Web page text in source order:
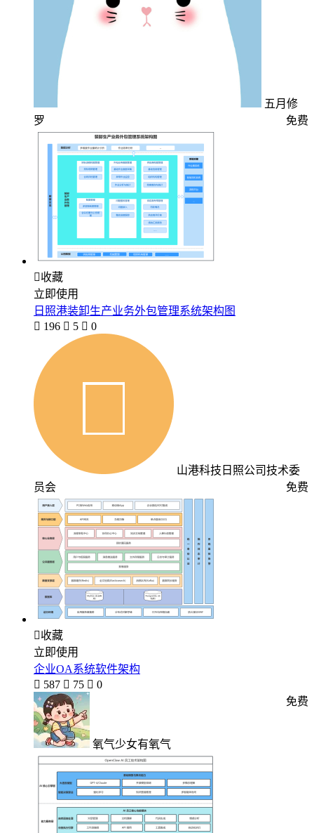
五月修
罗
免费
收藏
立即使用
日照港装卸生产业务外包管理系统架构图
 196  5  0
山港科技日照公司技术委
员会
免费
收藏
立即使用
企业OA系统软件架构
 587  75  0
氧气少女有氧气
免费